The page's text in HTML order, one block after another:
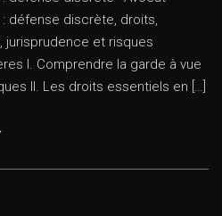
défense discrète, droits,
jurisprudence et risques
I. Comprendre la garde à vue
II. Les droits essentiels en […]